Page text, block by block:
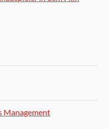
Management